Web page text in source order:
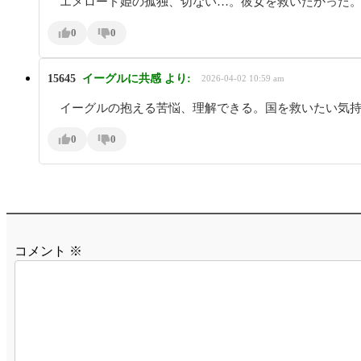
0 0
15645 イーグルに共感 より: 2026-04-02 10:59 am
イーグルの抱える苦悩、理解できる。国を救いたい気
0 0
コメント ※